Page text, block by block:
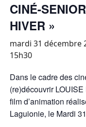
CINÉ-
HIVER »
mardi 31 décembre
15h30
Dans le cadre des
(re)découvrir
film d’animation
Laguionie, le Mardi